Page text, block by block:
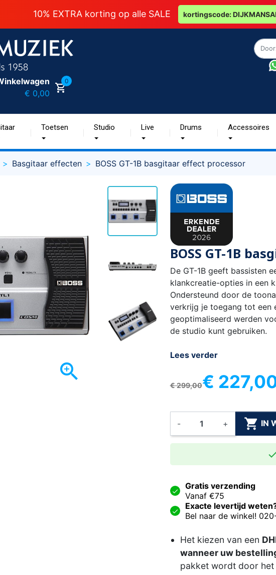
10% EXTRA korting op alle SALE kortingscode:
€ 0,00
0
Toetsen Studio Live Drums Accessoires
Basgitaar effecten BOSS GT-1B basgitaar effect processor

BOSS GT-1B
De GT-1B geeft bassisten
klankcreatie-opties in een
Ondersteund door de
verkrijg je toegang tot een
geoptimaliseerd werden
de studio kunt gebruiken.
Lees verder
€ 299,00€
- +  IN
Gratis verzending
Vanaf €75
Exacte levertijd
Bel naar de winkel!
Het kiezen van een
wanneer uw
pakket wordt door